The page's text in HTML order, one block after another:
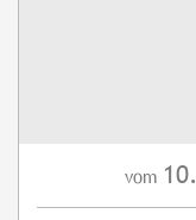
vom 10.